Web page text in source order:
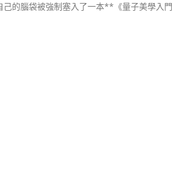
己的腦袋被強制塞入了一本**《量子美學入